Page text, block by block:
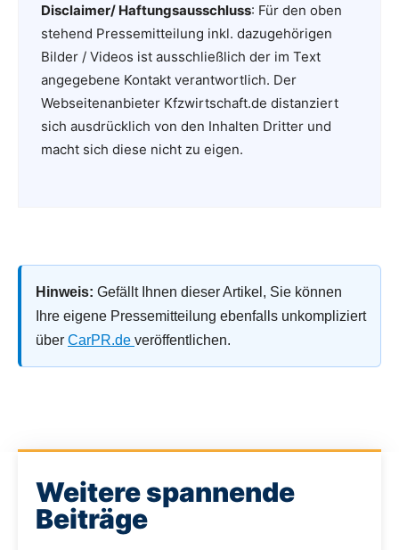
Disclaimer/ Haftungsausschluss: Für den oben
stehend Pressemitteilung inkl. dazugehörigen
Bilder / Videos ist ausschließlich der im Text
angegebene Kontakt verantwortlich. Der
Webseitenanbieter Kfzwirtschaft.de distanziert
sich ausdrücklich von den Inhalten Dritter und
macht sich diese nicht zu eigen.
Hinweis: Gefällt Ihnen dieser Artikel, Sie können
Ihre eigene Pressemitteilung ebenfalls unkompliziert
über CarPR.de veröffentlichen.
Weitere spannende
Beiträge